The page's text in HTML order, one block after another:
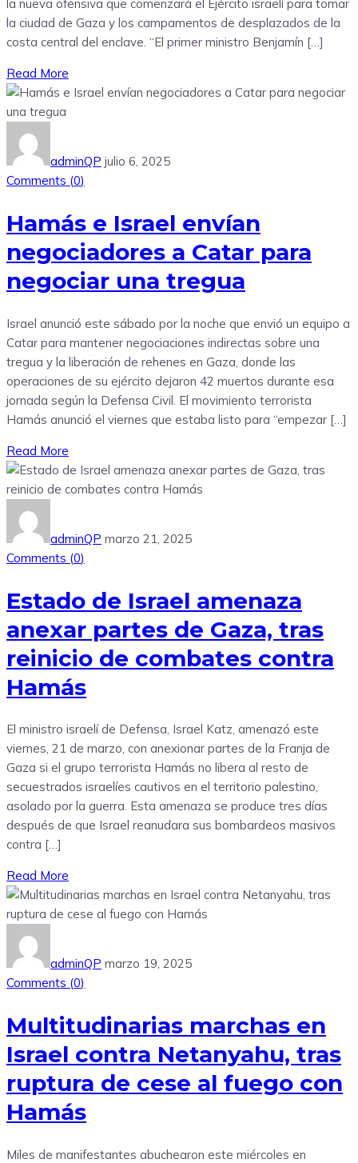
la nueva ofensiva que comenzará el Ejército israelí para tomar
la ciudad de Gaza y los campamentos de desplazados de la
costa central del enclave. “El primer ministro Benjamín […]
Read More
adminQP julio 6, 2025
Comments (0)
Hamás e Israel envían
negociadores a Catar para
negociar una tregua
Israel anunció este sábado por la noche que envió un equipo a
Catar para mantener negociaciones indirectas sobre una
tregua y la liberación de rehenes en Gaza, donde las
operaciones de su ejército dejaron 42 muertos durante esa
jornada según la Defensa Civil. El movimiento terrorista
Hamás anunció el viernes que estaba listo para “empezar […]
Read More
adminQP marzo 21, 2025
Comments (0)
Estado de Israel amenaza
anexar partes de Gaza, tras
reinicio de combates contra
Hamás
El ministro israelí de Defensa, Israel Katz, amenazó este
viernes, 21 de marzo, con anexionar partes de la Franja de
Gaza si el grupo terrorista Hamás no libera al resto de
secuestrados israelíes cautivos en el territorio palestino,
asolado por la guerra. Esta amenaza se produce tres días
después de que Israel reanudara sus bombardeos masivos
contra […]
Read More
adminQP marzo 19, 2025
Comments (0)
Multitudinarias marchas en
Israel contra Netanyahu, tras
ruptura de cese al fuego con
Hamás
Miles de manifestantes abuchearon este miércoles en